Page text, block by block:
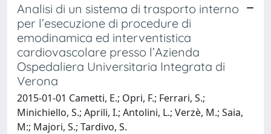
Analisi di un sistema di trasporto interno
per l’esecuzione di procedure di
emodinamica ed interventistica
cardiovascolare presso l’Azienda
Ospedaliera Universitaria Integrata di
Verona
2015-01-01 Cametti, E.; Opri, F.; Ferrari, S.;
Minichiello, S.; Aprili, I.; Antolini, L.; Verzè, M.; Saia,
M:; Majori, S.; Tardivo, S.